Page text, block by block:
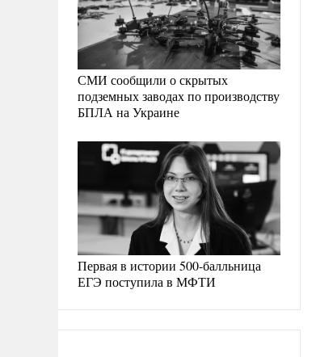
СМИ сообщили о скрытых
подземных заводах по производству
БПЛА на Украине
Первая в истории 500-балльница
ЕГЭ поступила в МФТИ